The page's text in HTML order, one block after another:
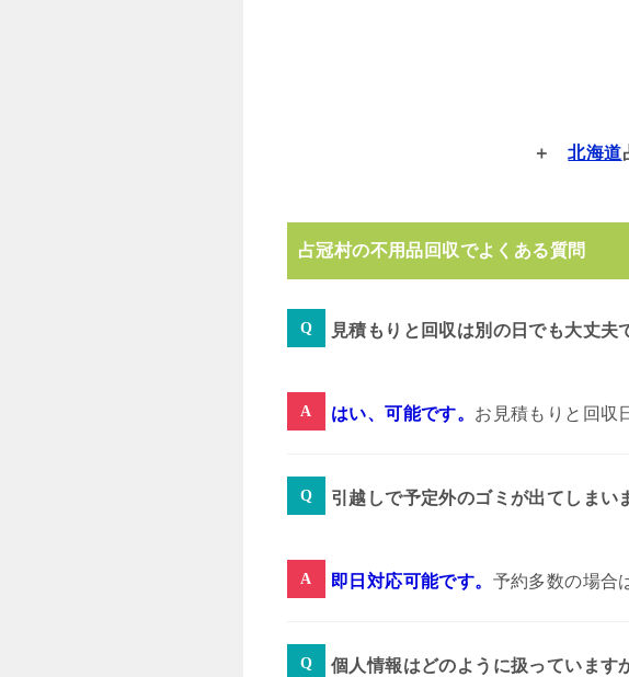
北海道
占冠村の不用品回収でよくある質問
見積もりと回収は別の日でも大丈夫
はい、可能です。 お見積もりと回収
引越しで予定外のゴミが出てしま
即日対応可能です。 予約多数の場合
個人情報はどのように扱っています